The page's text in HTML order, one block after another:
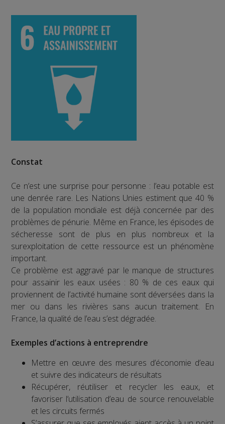
Constat
Ce n’est une surprise pour personne : l’eau potable est
une denrée rare. Les Nations Unies estiment que 40 %
de la population mondiale est déjà concernée par des
problèmes de pénurie. Même en France, les épisodes de
sécheresse sont de plus en plus nombreux et la
surexploitation de cette ressource est un phénomène
important.
Ce problème est aggravé par le manque de structures
pour assainir les eaux usées : 80 % de ces eaux qui
proviennent de l’activité humaine sont déversées dans la
mer ou dans les rivières sans aucun traitement. En
France, la qualité de l’eau s’est dégradée.
Exemples d’actions à entreprendre
Mettre en œuvre des mesures d’économie d’eau
et suivre des indicateurs de résultats
Récupérer, réutiliser et recycler les eaux, et
favoriser l’utilisation d’eau de source renouvelable
et les circuits fermés